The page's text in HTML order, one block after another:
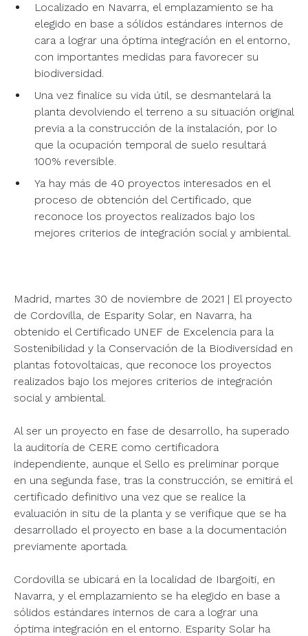
Localizado en Navarra, el emplazamiento se ha
elegido en base a sólidos estándares internos de
cara a lograr una óptima integración en el entorno,
con importantes medidas para favorecer su
biodiversidad.
Una vez finalice su vida útil, se desmantelará la
planta devolviendo el terreno a su situación original
previa a la construcción de la instalación, por lo
que la ocupación temporal de suelo resultará
100% reversible.
Ya hay más de 40 proyectos interesados en el
proceso de obtención del Certificado, que
reconoce los proyectos realizados bajo los
mejores criterios de integración social y ambiental.
Madrid, martes 30 de noviembre de 2021 | El proyecto
de Cordovilla, de Esparity Solar, en Navarra, ha
obtenido el Certificado UNEF de Excelencia para la
Sostenibilidad y la Conservación de la Biodiversidad en
plantas fotovoltaicas, que reconoce los proyectos
realizados bajo los mejores criterios de integración
social y ambiental.
Al ser un proyecto en fase de desarrollo, ha superado
la auditoría de CERE como certificadora
independiente, aunque el Sello es preliminar porque
en una segunda fase, tras la construcción, se emitirá el
certificado definitivo una vez que se realice la
evaluación in situ de la planta y se verifique que se ha
desarrollado el proyecto en base a la documentación
previamente aportada.
Cordovilla se ubicará en la localidad de Ibargoiti, en
Navarra, y el emplazamiento se ha elegido en base a
sólidos estándares internos de cara a lograr una
óptima integración en el entorno. Esparity Solar ha